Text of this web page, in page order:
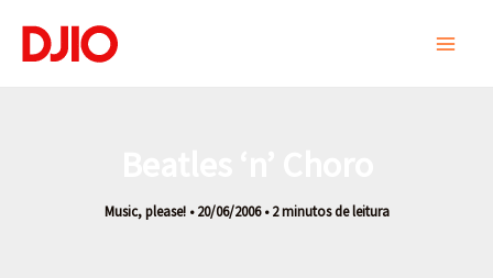
Music, please!•20/06/2006•2 minutos de leitura